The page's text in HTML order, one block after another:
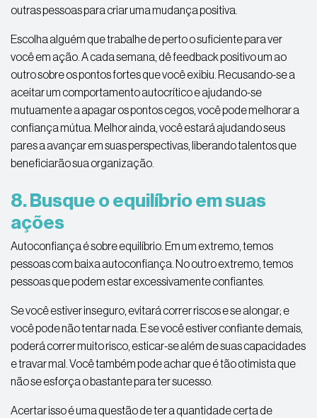
outras pessoas para criar uma mudança positiva.
Escolha alguém que trabalhe de perto o suficiente para ver
você em ação. A cada semana, dê feedback positivo um ao
outro sobre os pontos fortes que você exibiu. Recusando-se a
aceitar um comportamento autocrítico e ajudando-se
mutuamente a apagar os pontos cegos, você pode melhorar a
confiança mútua. Melhor ainda, você estará ajudando seus
pares a avançar em suas perspectivas, liberando talentos que
beneficiarão sua organização.
8. Busque o equilíbrio em suas
ações
Autoconfiança é sobre equilíbrio. Em um extremo, temos
pessoas com baixa autoconfiança. No outro extremo, temos
pessoas que podem estar excessivamente confiantes.
Se você estiver inseguro, evitará correr riscos e se alongar; e
você pode não tentar nada. E se você estiver confiante demais,
poderá correr muito risco, esticar-se além de suas capacidades
e travar mal. Você também pode achar que é tão otimista que
não se esforça o bastante para ter sucesso.
Acertar isso é uma questão de ter a quantidade certa de